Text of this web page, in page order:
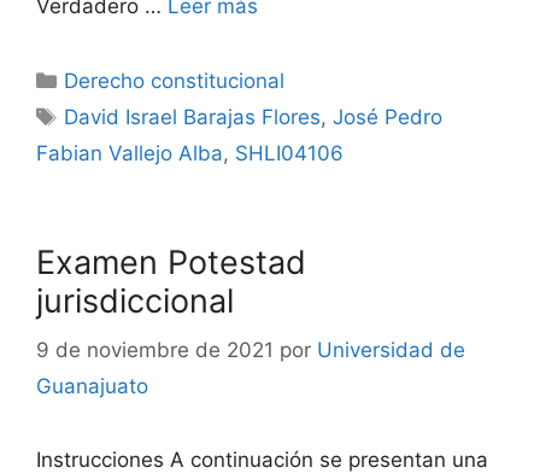
Verdadero … Leer más
Categorías
Derecho constitucional
Etiquetas
David Israel Barajas Flores,José Pedro
Fabian Vallejo Alba, SHLI04106
Examen Potestad
jurisdiccional
9 de noviembre de 2021 por Universidad de
Guanajuato
Instrucciones A continuación se presentan una